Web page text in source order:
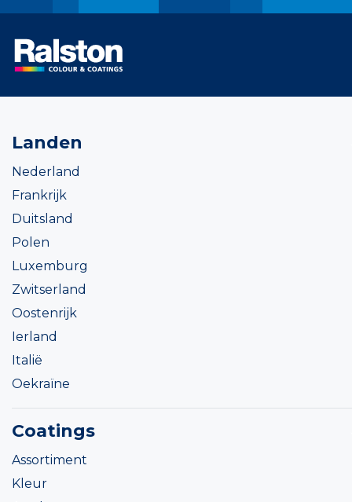
Landen
Nederland
Frankrijk
Duitsland
Polen
Luxemburg
Zwitserland
Oostenrijk
Ierland
Italië
Oekraïne
Coatings
Assortiment
Kleur